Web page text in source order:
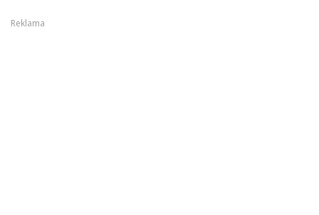
Reklama